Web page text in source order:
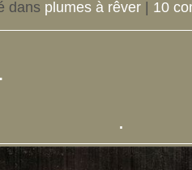
dans plumes à rêver 10
.